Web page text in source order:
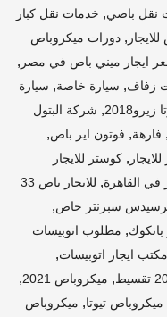
نقل باصي, خدمات نقل كبار
, دورات ميكروباص
ايجار ميني باص في مصر ,
زفاف, سيارة خاصة, سيارة
, شركة البتول
, فارهة, فوتون اير باص,
, كوستر للايجار
في القاهرة,
للايجار باص 33
سبرنتر خاص,
, مطلوب اتوبيسات
مكتب ايجار اتوبيسات,
, ميكروباص 2021 ,
ميكروباص تيوتا, ميكروباص